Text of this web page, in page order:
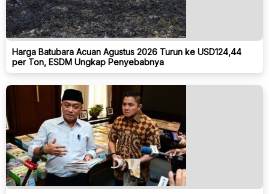
Harga Batubara Acuan Agustus 2026 Turun ke USD124,44
per Ton, ESDM Ungkap Penyebabnya